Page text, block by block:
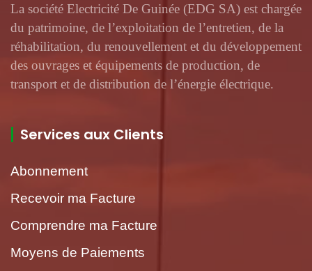
La société Electricité De Guinée (EDG SA) est chargée
du patrimoine, de l’exploitation de l’entretien, de la
réhabilitation, du renouvellement et du développement
des ouvrages et équipements de production, de
transport et de distribution de l’énergie électrique.
Services aux Clients
Abonnement
Recevoir ma Facture
Comprendre ma Facture
Moyens de Paiements